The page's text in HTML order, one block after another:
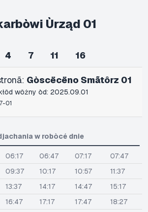
Ùrząd 01
4 7 11 16
Gòscëcëno Smãtôrz 01
wôżny òd: 2025.09.01
01
w robòcé dnie
06:17 06:47 07:17
07:47
09:37 10:17 10:57
11:37
13:37 14:17 14:47
15:17
16:47 17:17 17:47
18:27